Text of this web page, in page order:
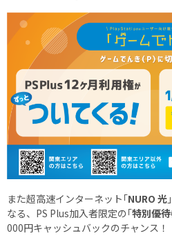
また超高速インターネット｢NURO 光
なる、PS Plus加入者限定の｢特別優
000円キャッシュバックのチャンス！